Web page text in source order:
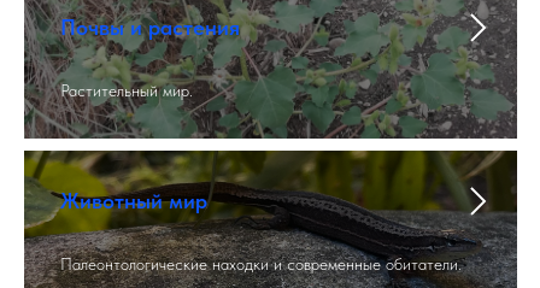
Почвы и растения
Растительный мир.
Животный мир
Палеонтологические находки и современные обитатели.